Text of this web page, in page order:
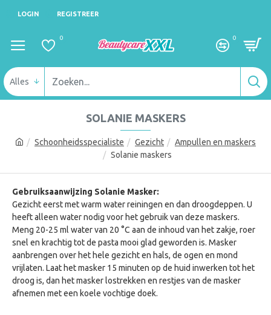
LOGIN REGISTREER
0 0
Alles
Schoonheidsspecialiste Gezicht
Ampullen en maskers
Solanie maskers
SOLANIE MASKERS
Gebruiksaanwijzing Solanie Masker:
Gezicht eerst met warm water reiningen en dan droogdeppen. U
heeft alleen water nodig voor het gebruik van deze maskers.
Meng 20-25 ml water van 20 °C aan de inhoud van het zakje, roer
snel en krachtig tot de pasta mooi glad geworden is. Masker
aanbrengen over het hele gezicht en hals, de ogen en mond
vrijlaten. Laat het masker 15 minuten op de huid inwerken tot het
droog is, dan het masker lostrekken en restjes van de masker
afnemen met een koele vochtige doek.